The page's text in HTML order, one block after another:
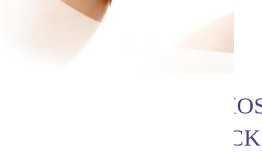
VCC ：3.3V / 5V
DIN ：SPI通信
CLK ：SPI通信